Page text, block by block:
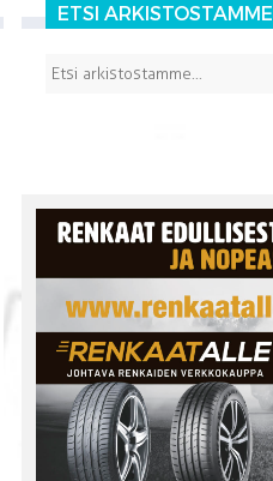
ETSI ARKISTOSTAMME